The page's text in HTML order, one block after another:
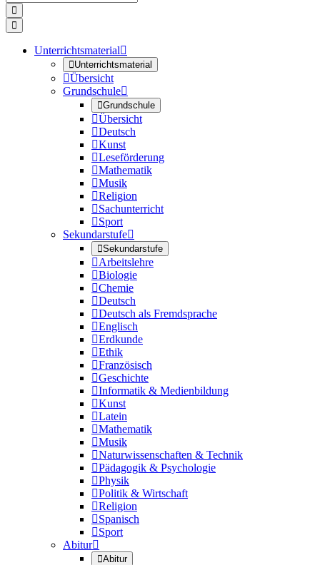


Unterrichtsmaterial
Unterrichtsmaterial
Übersicht
Grundschule
Grundschule
Übersicht
Deutsch
Kunst
Leseförderung
Mathematik
Musik
Religion
Sachunterricht
Sport
Sekundarstufe
Sekundarstufe
Arbeitslehre
Biologie
Chemie
Deutsch
Deutsch als Fremdsprache
Englisch
Erdkunde
Ethik
Französisch
Geschichte
Informatik & Medienbildung
Kunst
Latein
Mathematik
Musik
Naturwissenschaften & Technik
Pädagogik & Psychologie
Physik
Politik & Wirtschaft
Religion
Spanisch
Sport
Abitur
Abitur